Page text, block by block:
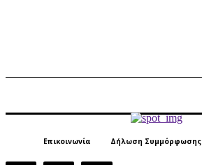
Επικοινωνία Δήλωση Συμμόρφωσης